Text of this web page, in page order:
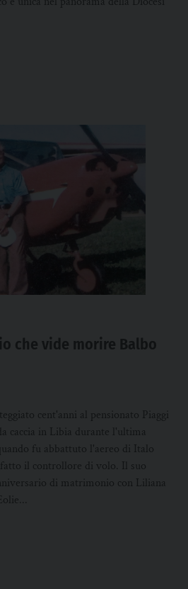
che vide morire Balbo
cent'anni al pensionato Piaggi
caccia in Libia durante l'ultima
fu abbattuto l'aereo di Italo
il controllore di volo. Il suo
di matrimonio con Liliana